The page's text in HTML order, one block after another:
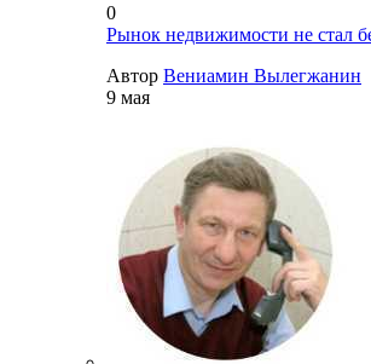
0
Рынок недвижимости не стал
Автор Вениамин Вылегжанин
9 мая